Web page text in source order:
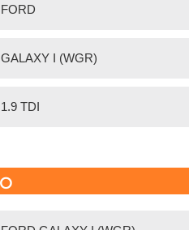
FORD
GALAXY I (WGR)
1.9 TDI